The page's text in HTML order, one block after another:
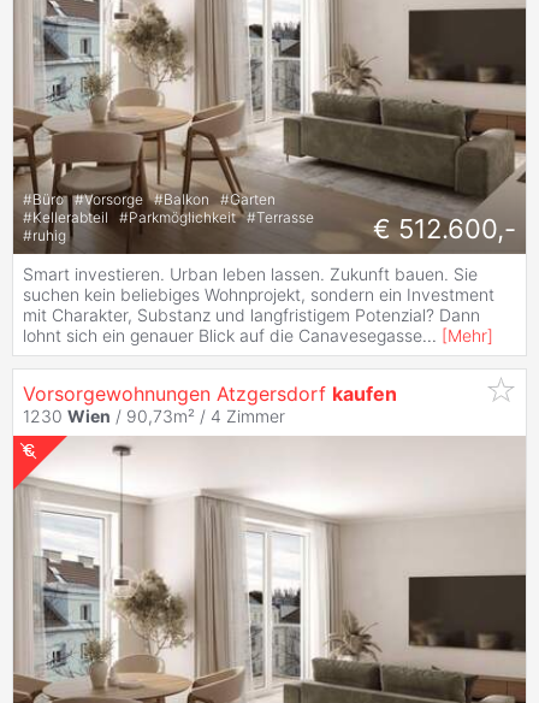
#Büro #Vorsorge #Balkon #Garten
#Kellerabteil #Parkmöglichkeit #Terrasse
#ruhig € 512.600,-
Smart investieren. Urban leben lassen. Zukunft bauen. Sie
suchen kein beliebiges Wohnprojekt, sondern ein Investment
mit Charakter, Substanz und langfristigem Potenzial? Dann
lohnt sich ein genauer Blick auf die Canavesegasse... [Mehr]
Vorsorgewohnungen Atzgersdorf kaufen
1230 Wien / 90,73m² / 4 Zimmer